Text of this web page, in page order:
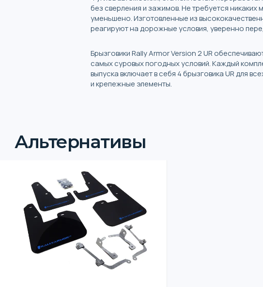
без сверления и зажимов. Не требуется
уменьшено. Изготовленные из
реагируют на дорожные условия, уверенно
Брызговики Rally Armor Version 2 UR
самых суровых погодных условий. Каждый
выпуска включает в себя 4 брызговика UR для
и крепежные элементы.
Альтернативы